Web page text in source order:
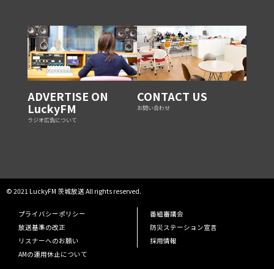
ADVERTISE ON
LuckyFM
ラジオ広告について
CONTACT US
お問い合わせ
© 2021 LuckyFM 茨城放送 All rights reserved.
プライバシーポリシー
番組審議会
放送基準の改正
防災ステーション宣言
リスナーへのお願い
採用情報
AMの運用休止について